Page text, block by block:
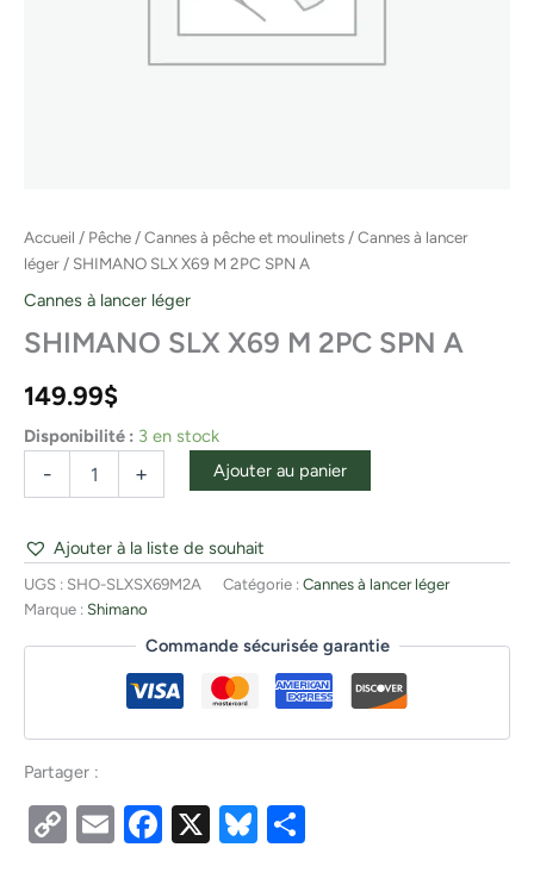
Accueil / Pêche /Cannes à pêche et moulinets /Cannes à lancer
léger / SHIMANO SLX X69 M 2PC SPN A
Cannes à lancer léger
SHIMANO SLX X69 M 2PC SPN A
149.99$
Disponibilité : 3 en stock
- + Ajouter au panier
Ajouter à la liste de souhait
UGS : SHO-SLXSX69M2A Catégorie : Cannes à lancer léger
Marque : Shimano
Commande sécurisée garantie
Partager :
CopyEmailFacebook
X Bluesky